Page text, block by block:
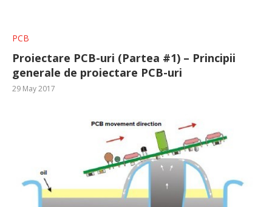
PCB
Proiectare PCB-uri (Partea #1) – Principii
generale de proiectare PCB-uri
29 May 2017